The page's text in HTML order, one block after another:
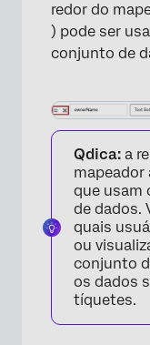
redor do
) pode ser
conjunto de
Qdica: a
que usam
de dados.
quais
ou
conjunto
os dados
tíquetes.